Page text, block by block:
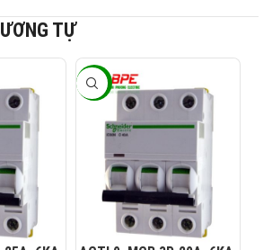
TỰ
-40%
KINH DOANH 1: 082 234 2688
KINH DOANH 2: 0965 101 613
KINH DOANH 3: 0824 927 568